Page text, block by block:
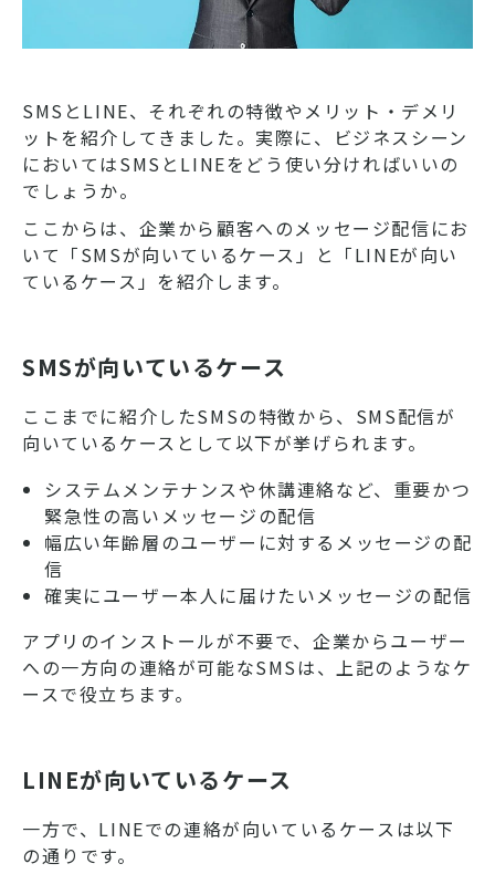
SMSとLINE、それぞれの特徴やメリット・デメリ
ットを紹介してきました。実際に、ビジネスシーン
においてはSMSとLINEをどう使い分ければいいの
でしょうか。
ここからは、企業から顧客へのメッセージ配信にお
いて「SMSが向いているケース」と「LINEが向い
ているケース」を紹介します。
SMSが向いているケース
ここまでに紹介したSMSの特徴から、SMS配信が
向いているケースとして以下が挙げられます。
システムメンテナンスや休講連絡など、重要かつ
緊急性の高いメッセージの配信
幅広い年齢層のユーザーに対するメッセージの配
信
確実にユーザー本人に届けたいメッセージの配信
アプリのインストールが不要で、企業からユーザー
への一方向の連絡が可能なSMSは、上記のようなケ
ースで役立ちます。
LINEが向いているケース
一方で、LINEでの連絡が向いているケースは以下
の通りです。